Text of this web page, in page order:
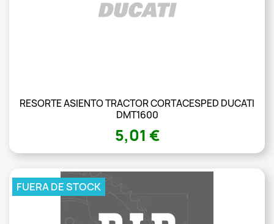
RESORTE ASIENTO TRACTOR CORTACESPED DUCATI
DMT1600
5,01 €
FUERA DE STOCK